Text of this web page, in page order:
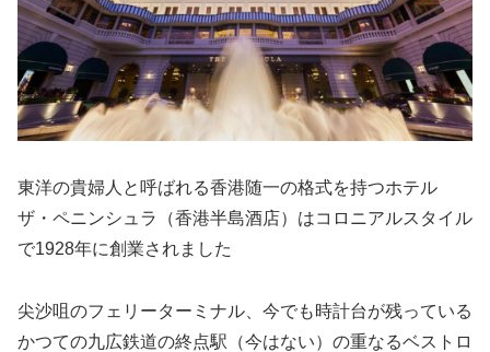
東洋の貴婦人と呼ばれる香港随一の格式を持つホテル
ザ・ペニンシュラ（香港半島酒店）はコロニアルスタイル
で1928年に創業されました
尖沙咀のフェリーターミナル、今でも時計台が残っている
かつての九広鉄道の終点駅（今はない）の重なるベストロ